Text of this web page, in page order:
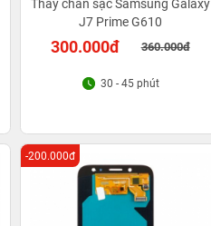
Thay chân sạc Samsung Galaxy
J7 Prime G610
300.000đ 360.000đ
30 - 45 phút
-200.000đ